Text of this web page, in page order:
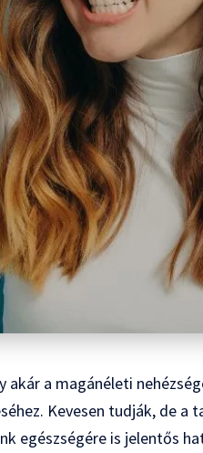
akár a magánéleti
Kevesen tudják, de a
egészségére is jelentős